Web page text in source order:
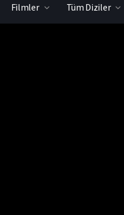
Filmler Tüm Diziler